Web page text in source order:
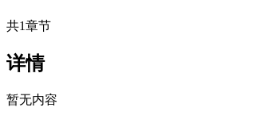
共1章节
详情
暂无内容